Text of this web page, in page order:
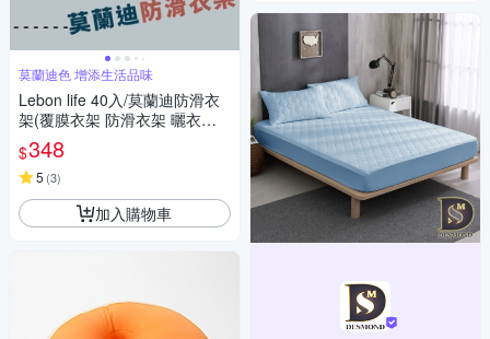
莫蘭迪色 增添生活品味
Lebon life 40入/莫蘭迪防滑衣
架(覆膜衣架 防滑衣架 曬衣架
晾衣架 整理 收納)
$348
5 (3)
加入購物車